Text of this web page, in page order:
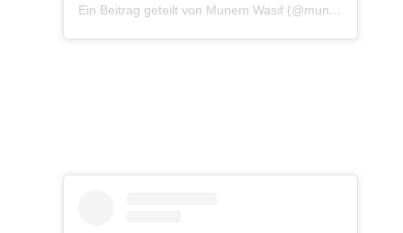
Ein Beitrag geteilt von Munem Wasif (@munemwasif)